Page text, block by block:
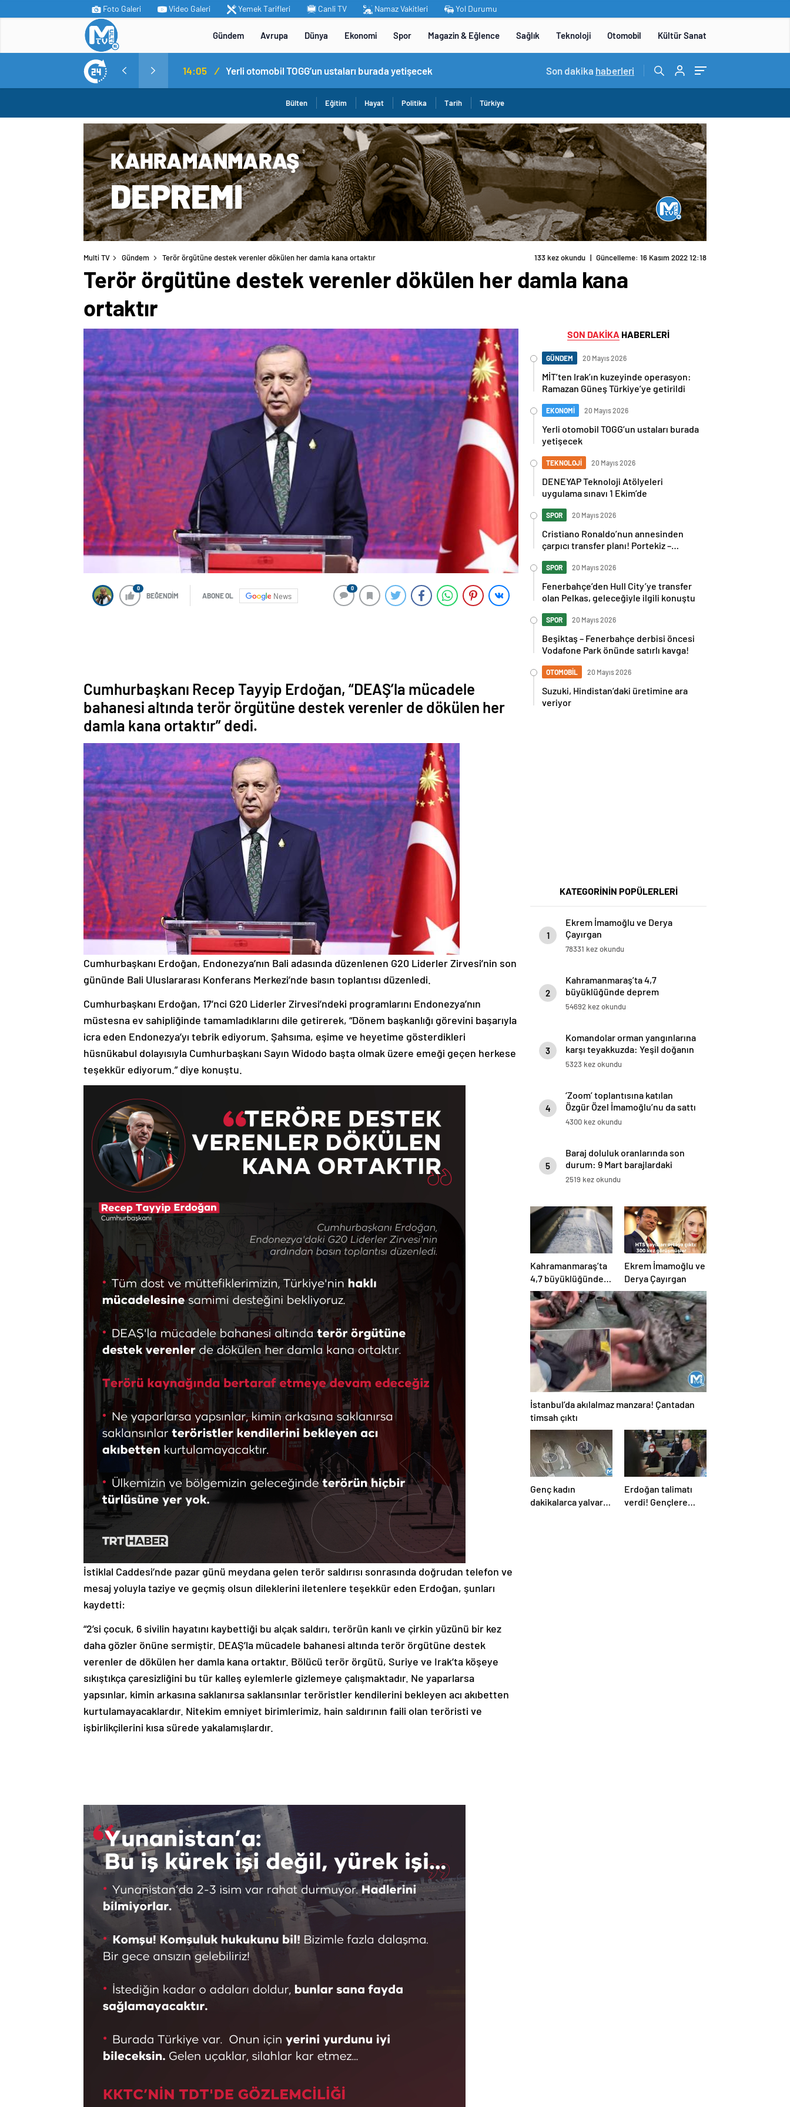
Foto Galeri Video Galeri Yemek Tarifleri Canli TV Namaz Vakitleri Yol Durumu
Gündem Avrupa Dünya Ekonomi Spor Magazin & Eğlence Sağlık Teknoloji Otomobil Kültür Sanat
MİT’ten Irak’ın kuzeyinde operasyon: Ramazan Güneş Türkiye’ye getirildi 14:05 / Yerli otomobil TOGG’un ustaları burada yetişecek 15:06 / DENEYAP Teknoloji Atölyeleri uygulama sınavı 1
Son dakika haberleri
Bülten Eğitim Hayat Politika Tarih Türkiye
Multi TV Gündem Terör örgütüne destek verenler dökülen her damla kana ortaktır 133 kez okundu | Güncelleme: 16 Kasım 2022 12:18
Terör örgütüne destek verenler dökülen her damla kana
ortaktır
0
BEĞENDİM ABONE OL News
0
Cumhurbaşkanı Recep Tayyip Erdoğan, “DEAŞ’la mücadele
bahanesi altında terör örgütüne destek verenler de dökülen her
damla kana ortaktır” dedi.
Cumhurbaşkanı Erdoğan, Endonezya’nın Bali adasında düzenlenen G20 Liderler Zirvesi’nin son
gününde Bali Uluslararası Konferans Merkezi’nde basın toplantısı düzenledi.
Cumhurbaşkanı Erdoğan, 17’nci G20 Liderler Zirvesi’ndeki programlarını Endonezya’nın
müstesna ev sahipliğinde tamamladıklarını dile getirerek, “Dönem başkanlığı görevini başarıyla
icra eden Endonezya’yı tebrik ediyorum. Şahsıma, eşime ve heyetime gösterdikleri
hüsnükabul dolayısıyla Cumhurbaşkanı Sayın Widodo başta olmak üzere emeği geçen herkese
teşekkür ediyorum.” diye konuştu.
İstiklal Caddesi’nde pazar günü meydana gelen terör saldırısı sonrasında doğrudan telefon ve
mesaj yoluyla taziye ve geçmiş olsun dileklerini iletenlere teşekkür eden Erdoğan, şunları
kaydetti:
“2’si çocuk, 6 sivilin hayatını kaybettiği bu alçak saldırı, terörün kanlı ve çirkin yüzünü bir kez
daha gözler önüne sermiştir. DEAŞ’la mücadele bahanesi altında terör örgütüne destek
verenler de dökülen her damla kana ortaktır. Bölücü terör örgütü, Suriye ve Irak’ta köşeye
sıkıştıkça çaresizliğini bu tür kalleş eylemlerle gizlemeye çalışmaktadır. Ne yaparlarsa
yapsınlar, kimin arkasına saklanırsa saklansınlar teröristler kendilerini bekleyen acı akıbetten
kurtulamayacaklardır. Nitekim emniyet birimlerimiz, hain saldırının faili olan teröristi ve
işbirlikçilerini kısa sürede yakalamışlardır.
SON DAKİKA HABERLERİ
GÜNDEM 20 Mayıs 2026
MİT’ten Irak’ın kuzeyinde operasyon:
Ramazan Güneş Türkiye’ye getirildi
EKONOMİ 20 Mayıs 2026
Yerli otomobil TOGG’un ustaları burada
yetişecek
TEKNOLOJİ 20 Mayıs 2026
DENEYAP Teknoloji Atölyeleri
uygulama sınavı 1 Ekim’de
SPOR 20 Mayıs 2026
Cristiano Ronaldo’nun annesinden
çarpıcı transfer planı! Portekiz –
kardeşinden sert cevap
SPOR 20 Mayıs 2026
Fenerbahçe’den Hull City’ye transfer
olan Pelkas, geleceğiyle ilgili konuştu
SPOR 20 Mayıs 2026
Beşiktaş – Fenerbahçe derbisi öncesi
Vodafone Park önünde satırlı kavga!
OTOMOBİL 20 Mayıs 2026
Suzuki, Hindistan’daki üretimine ara
veriyor
KATEGORİNİN POPÜLERLERİ
1
Ekrem İmamoğlu ve Derya
Çayırgan
78331 kez okundu
2
Kahramanmaraş’ta 4,7
büyüklüğünde deprem
54692 kez okundu
3
Komandolar orman yangınlarına
karşı teyakkuzda: Yeşil doğanın
canlıları onlara emanet
5323 kez okundu
4
‘Zoom’ toplantısına katılan
Özgür Özel İmamoğlu’nu da sattı
4300 kez okundu
5
Baraj doluluk oranlarında son
durum: 9 Mart barajlardaki
doluluk oranı ne kadar, yüzde
2519 kez okundu
Kahramanmaraş’ta
4,7 büyüklüğünde
deprem
Ekrem İmamoğlu ve
Derya Çayırgan
İstanbul’da akılalmaz manzara! Çantadan
timsah çıktı
Genç kadın
dakikalarca yalvardı
Erdoğan talimatı
verdi! Gençlere